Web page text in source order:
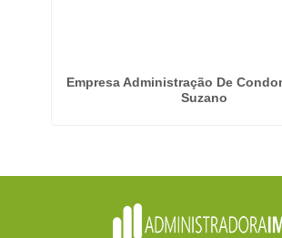
Empresa Administração De
Suzano